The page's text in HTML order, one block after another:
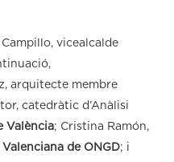
vicealcalde
arquitecte membre
catedràtic d’Anàlisi
València; Cristina Ramón,
de ONGD; i